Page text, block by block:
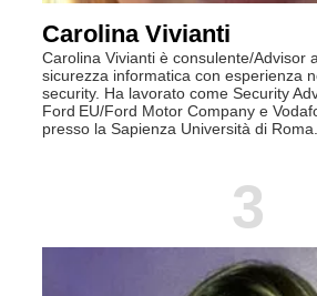
Carolina Vivianti
Carolina Vivianti è consulente/Advisor
sicurezza informatica con esperienza
security. Ha lavorato come Security
Ford EU/Ford Motor Company e
presso la Sapienza Università di Roma.
3